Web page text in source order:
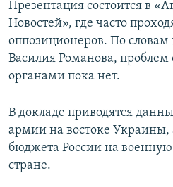
Презентация состоится в
Новостей», где часто
оппозиционеров. По словам
Василия Романова,
органами пока нет.
В докладе приводятся
армии на востоке Украины,
бюджета России на
стране.